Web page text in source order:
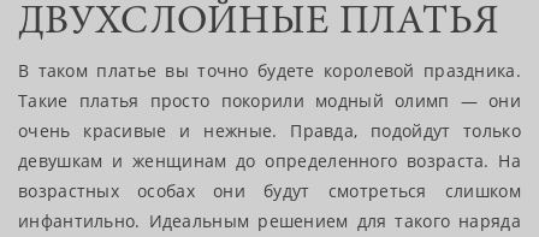
ДВУХСЛОЙНЫЕ ПЛАТЬЯ
В таком платье вы точно будете королевой праздника.
Такие платья просто покорили модный олимп — они
очень красивые и нежные. Правда, подойдут только
девушкам и женщинам до определенного возраста. На
возрастных особах они будут смотреться слишком
инфантильно. Идеальным решением для такого наряда